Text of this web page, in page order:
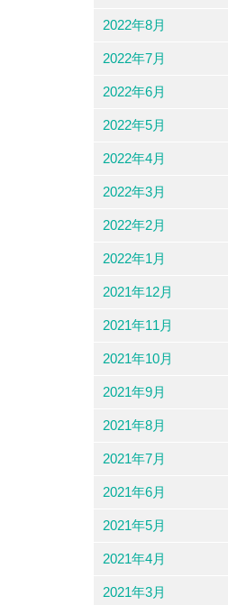
2022年8月
2022年7月
2022年6月
2022年5月
2022年4月
2022年3月
2022年2月
2022年1月
2021年12月
2021年11月
2021年10月
2021年9月
2021年8月
2021年7月
2021年6月
2021年5月
2021年4月
2021年3月